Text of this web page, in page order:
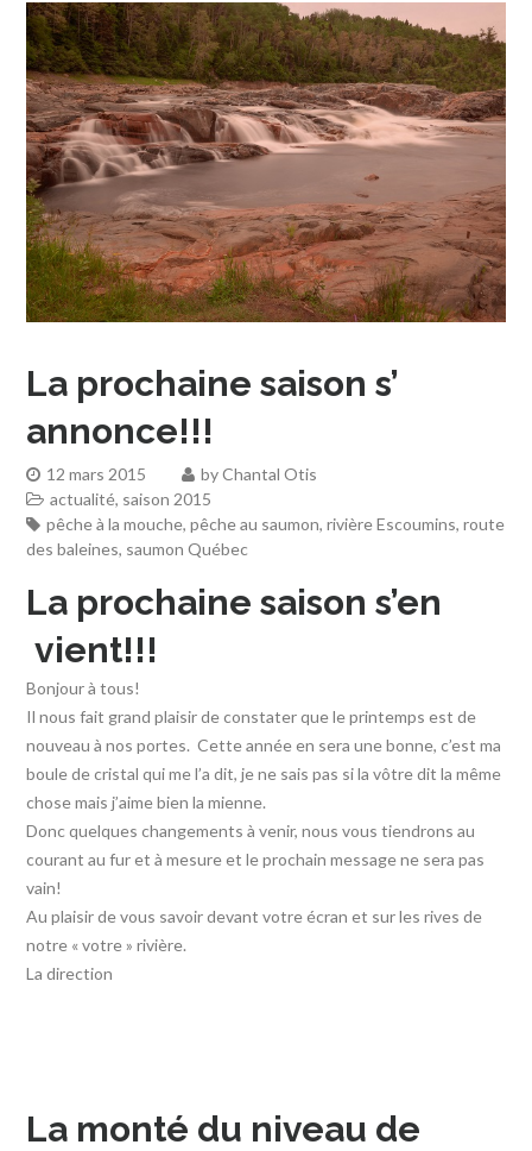
La prochaine saison s’
annonce!!!
12 mars 2015 byChantal Otis
actualité, saison 2015
pêche à la mouche,pêche au saumon,rivière Escoumins,route
des baleines, saumon Québec
La prochaine saison s’en
vient!!!
Bonjour à tous!
Il nous fait grand plaisir de constater que le printemps est de
nouveau à nos portes. Cette année en sera une bonne, c’est ma
boule de cristal qui me l’a dit, je ne sais pas si la vôtre dit la même
chose mais j’aime bien la mienne.
Donc quelques changements à venir, nous vous tiendrons au
courant au fur et à mesure et le prochain message ne sera pas
vain!
Au plaisir de vous savoir devant votre écran et sur les rives de
notre « votre » rivière.
La direction
La monté du niveau de